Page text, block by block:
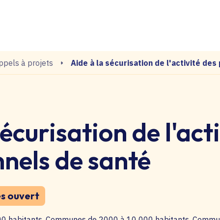
à projets Aide à la sécurisation de l'activité
de
de santé
ouvert